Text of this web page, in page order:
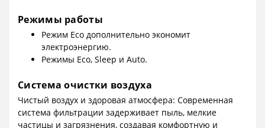
Режимы работы
Режим Eco дополнительно экономит
электроэнергию.
Режимы Eco, Sleep и Auto.
Система очистки воздуха
Чистый воздух и здоровая атмосфера: Современная
система фильтрации задерживает пыль, мелкие
частицы и загрязнения, создавая комфортную и